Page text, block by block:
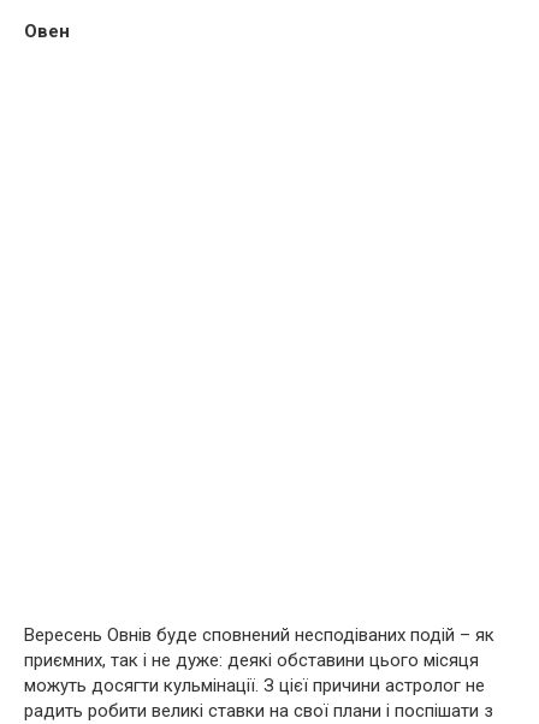
Овен
Вересень Овнів буде сповнений несподіваних подій – як
приємних, так і не дуже: деякі обставини цього місяця
можуть досягти кульмінації. З цієї причини астролог не
радить робити великі ставки на свої плани і поспішати з